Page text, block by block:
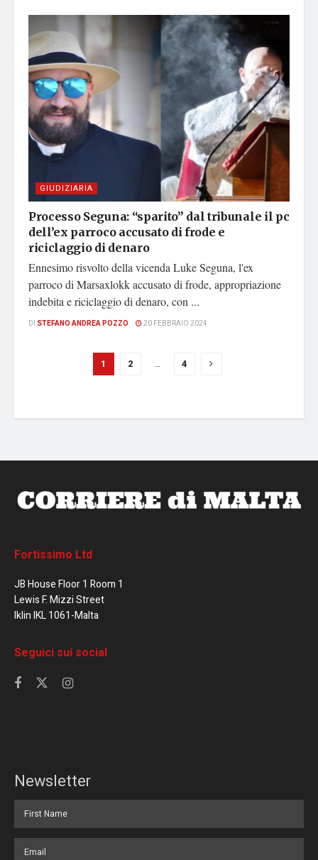
GIUDIZIARIA
Processo Seguna: “sparito” dal tribunale il pc
dell’ex parroco accusato di frode e
riciclaggio di denaro
Ennesimo risvolto della vicenda Luke Seguna, l'ex
parroco di Marsaxlokk accusato di frode, appropriazione
indebita e riciclaggio di denaro, con ...
DI STEFANO ANDREA POZZO 20 FEBBRAIO 2024
1 2 … 4
Fortissimo Ltd
JB House Floor 1 Room 1
Lewis F. Mizzi Street
Iklin IKL 1061-Malta
Seguici sui social
Newsletter